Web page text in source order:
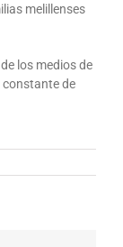
melillenses
los medios de
de